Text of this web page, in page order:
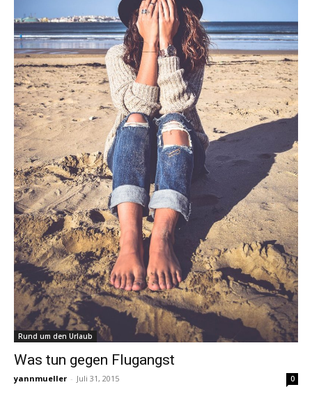
Rund um den Urlaub
Was tun gegen Flugangst
yannmueller - Juli 31, 2015 0